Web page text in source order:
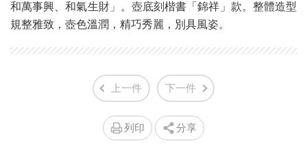
和萬事興、和氣生財」。壺底刻楷書「錦祥」款。整體造型
規整雅致，壺色溫潤，精巧秀麗，別具風姿。
上一件 下一件
列印 分享